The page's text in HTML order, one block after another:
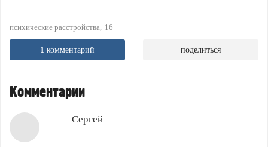
психические расстройства 16+
1 комментарий поделиться
Комментарии
Сергей